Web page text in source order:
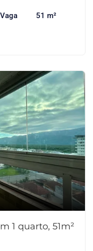
51 m²
1 quarto, 51m²